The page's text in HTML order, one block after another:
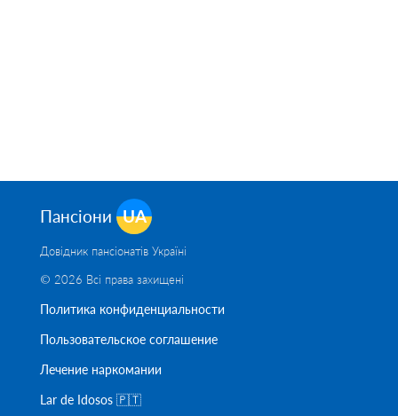
Пансіони UA
Довідник пансіонатів Україні
© 2026 Всі права захищені
Политика конфиденциальности
Пользовательское соглашение
Лечение наркомании
Lar de Idosos 🇵🇹